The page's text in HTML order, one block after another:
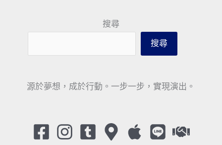
搜尋
搜尋
源於夢想，成於行動。一步一步，實現演出。